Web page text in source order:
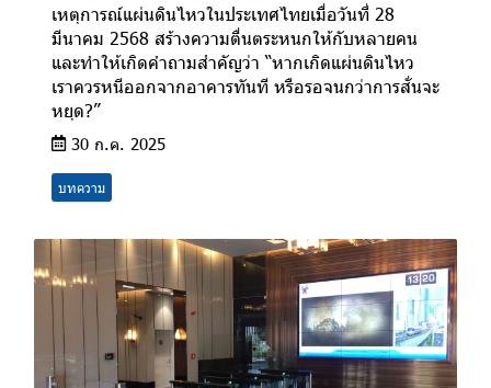
เหตุการณ์แผ่นดินไหวในประเทศไทยเมื่อวันที่ 28
มีนาคม 2568 สร้างความตื่นตระหนกให้กับหลายคน
และทำให้เกิดคำถามสำคัญว่า “หากเกิดแผ่นดินไหว
เราควรหนีออกจากอาคารทันที หรือรอจนกว่าการสั่นจะ
หยุด?”
30 ก.ค. 2025
บทความ